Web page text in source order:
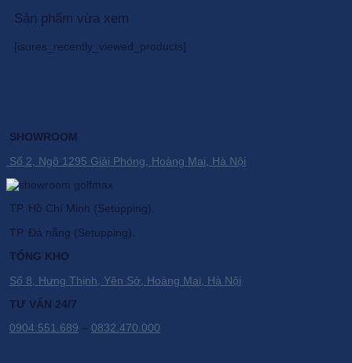
Sản phẩm vừa xem
[isures_recently_viewed_products]
SHOWROOM
Số 2, Ngõ 1295 Giải Phóng, Hoàng Mai, Hà Nội
TP. Hồ Chí Minh (Setupping).
TP. Đà nẵng (Setupping).
TỔNG KHO
Số 8, Hưng Thịnh, Yên Sở, Hoàng Mai, Hà Nội
TƯ VẤN 24/7
0904.551.689 – 0832.470.000